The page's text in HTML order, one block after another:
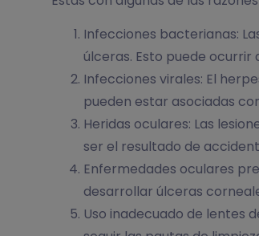
Infecciones bacterianas:
úlceras. Esto puede ocurrir
Infecciones virales: El
pueden estar asociadas
Heridas oculares: Las
ser el resultado de
Enfermedades oculares
desarrollar úlceras
Uso inadecuado de lentes